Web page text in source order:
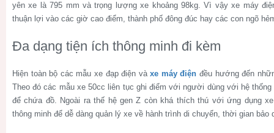
yên xe là 795 mm và trọng lượng xe khoảng 98kg. Vì vậy xe máy
thuận lợi vào các giờ cao điểm, thành phố đông đúc hay các con ngõ
Đa dạng tiện ích thông minh đi kèm
Hiện toàn bộ các mẫu xe đạp điện vàxe máy điện đều hướng đến
Theo đó các mẫu xe 50cc liên tục ghi điểm với người dùng với hệ
để chứa đồ. Ngoài ra thế hệ gen Z còn khá thích thú với ứng dụng
thông minh để dễ dàng quản lý xe về hành trình di chuyển, thời gian